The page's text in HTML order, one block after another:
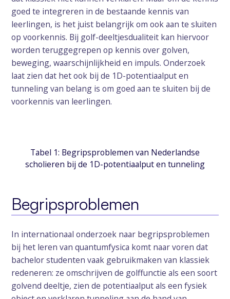
goed te integreren in de bestaande kennis van
leerlingen, is het juist belangrijk om ook aan te sluiten
op voorkennis. Bij golf-deeltjesdualiteit kan hiervoor
worden teruggegrepen op kennis over golven,
beweging, waarschijnlijkheid en impuls. Onderzoek
laat zien dat het ook bij de 1D-potentiaalput en
tunneling van belang is om goed aan te sluiten bij de
voorkennis van leerlingen.
Tabel 1: Begripsproblemen van Nederlandse
scholieren bij de 1D-potentiaalput en tunneling
Begripsproblemen
In internationaal onderzoek naar begripsproblemen
bij het leren van quantumfysica komt naar voren dat
bachelor studenten vaak gebruikmaken van klassiek
redeneren: ze omschrijven de golffunctie als een soort
golvend deeltje, zien de potentiaalput als een fysiek